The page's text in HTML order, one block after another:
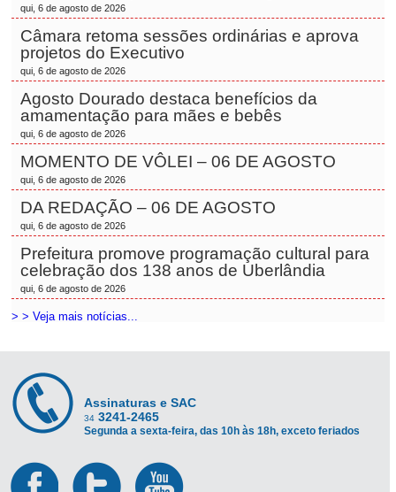
qui, 6 de agosto de 2026
Câmara retoma sessões ordinárias e aprova
projetos do Executivo
qui, 6 de agosto de 2026
Agosto Dourado destaca benefícios da
amamentação para mães e bebês
qui, 6 de agosto de 2026
MOMENTO DE VÔLEI – 06 DE AGOSTO
qui, 6 de agosto de 2026
DA REDAÇÃO – 06 DE AGOSTO
qui, 6 de agosto de 2026
Prefeitura promove programação cultural para
celebração dos 138 anos de Uberlândia
qui, 6 de agosto de 2026
> > Veja mais notícias...
Assinaturas e SAC
34 3241-2465
Segunda a sexta-feira, das 10h às 18h, exceto feriados